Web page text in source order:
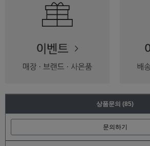
상품문의 (85)
문의하기